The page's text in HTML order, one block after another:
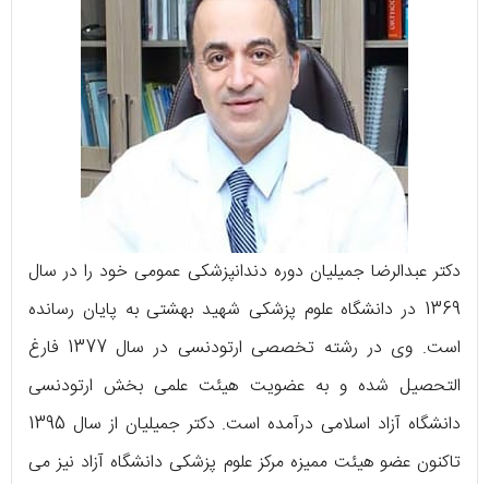
دکتر عبدالرضا جمیلیان دوره دندانپزشکی عمومی خود را در سال
1369 در دانشگاه علوم پزشکی شهید بهشتی به پایان رسانده
است. وی در رشته تخصصی ارتودنسی در سال 1377 فارغ
التحصیل شده و به عضویت هیئت علمی بخش ارتودنسی
دانشگاه آزاد اسلامی درآمده است. دکتر جمیلیان از سال 1395
تاکنون عضو هیئت ممیزه مرکز علوم پزشکی دانشگاه آزاد نیز می